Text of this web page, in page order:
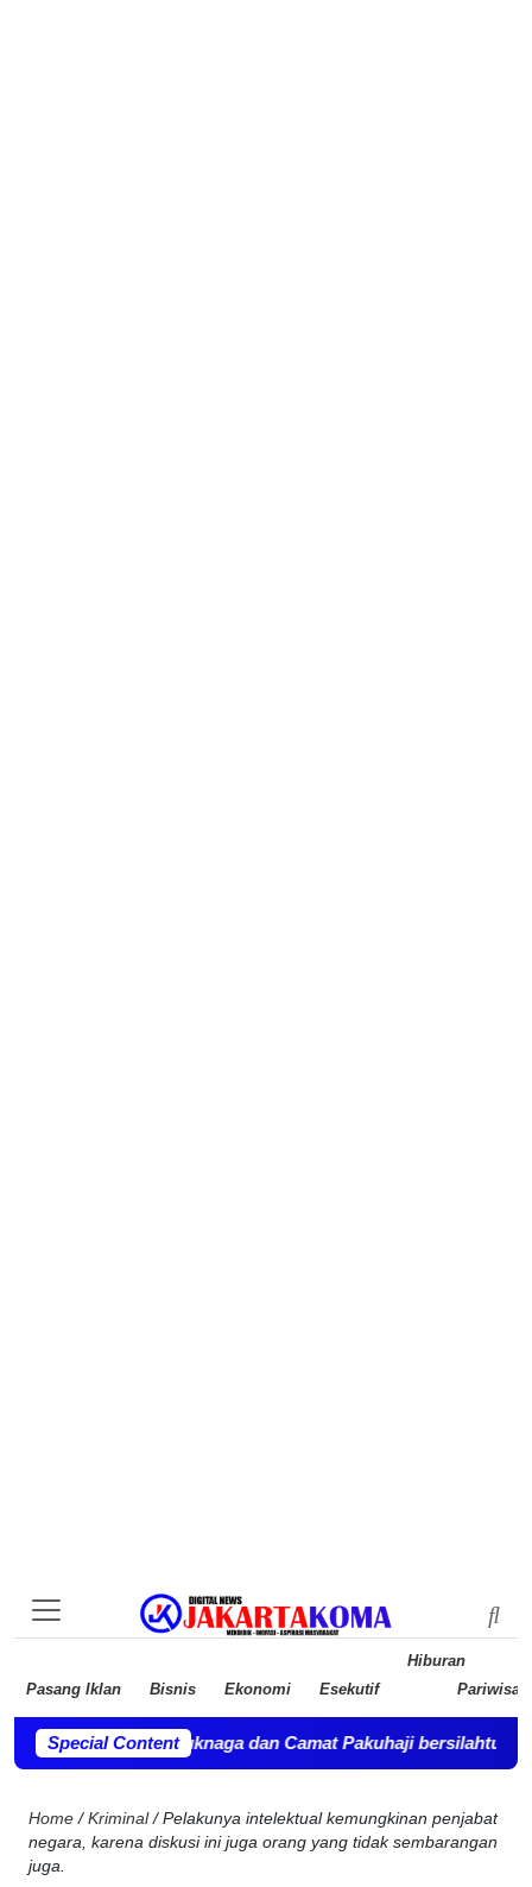
Pasang Iklan Bisnis Ekonomi Esekutif
Hiburan
Pariwisata
Special Content
Teluknaga dan Camat Pakuhaji bersilahturahmi.-
Home / Kriminal/ Pelakunya intelektual kemungkinan penjabat
negara, karena diskusi ini juga orang yang tidak sembarangan
juga.